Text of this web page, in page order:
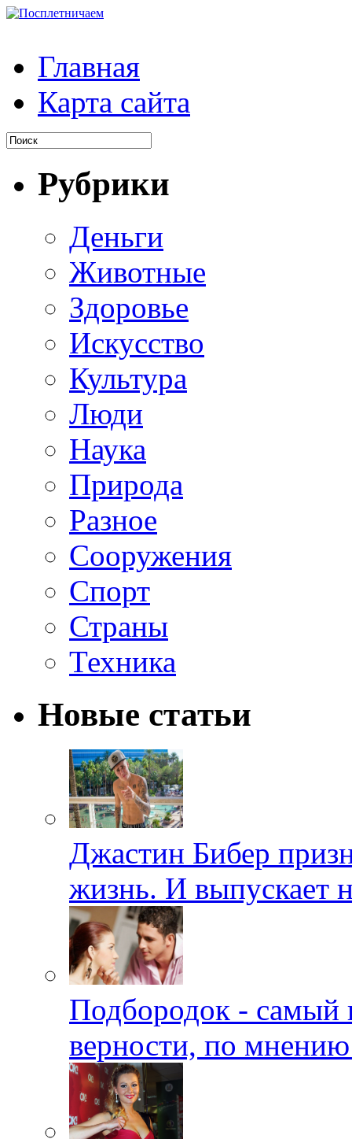
Главная
Карта сайта
Рубрики
Деньги
Животные
Здоровье
Искусство
Культура
Люди
Наука
Природа
Разное
Сооружения
Спорт
Страны
Техника
Новые статьи
Джастин Бибер
жизнь. И выпускает
Подбородок - самый
верности, по